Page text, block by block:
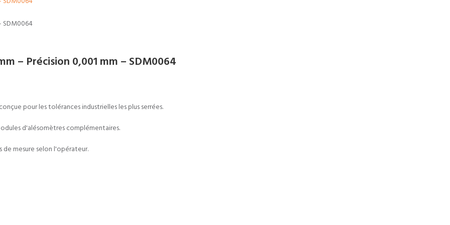
– Précision 0,001 mm – SDM0064
pour les tolérances industrielles les plus serrées.
d'alésomètres complémentaires.
mesure selon l'opérateur.